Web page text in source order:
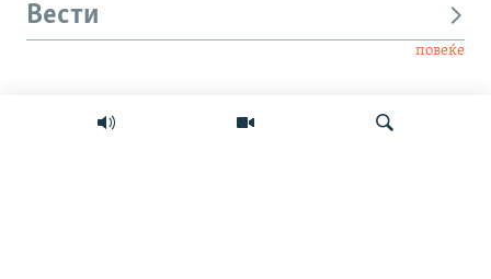
Вести
повеќе
Интервју